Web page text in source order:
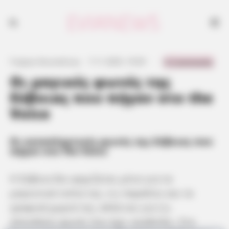
Οι μαγικές φωνές της
Εύβοιας που πήγαν στο the
Voice
Οι καταπληκτικές φωνές της Εύβοιας που
πήγαν στο The Voice